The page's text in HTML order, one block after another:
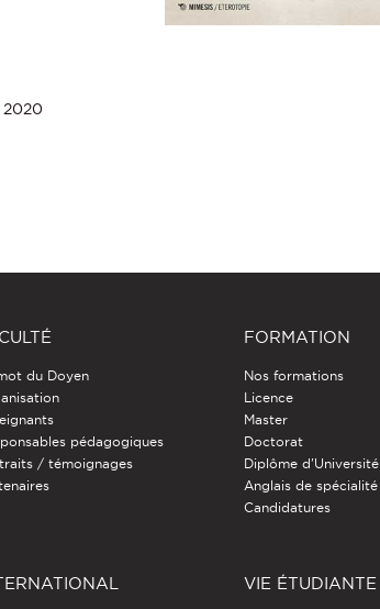
2020
mot du Doyen
pédagogiques
/ témoignages
FORMATION
Nos formations
Licence
Master
Doctorat
Diplôme d'Université
Anglais de spécialité
Candidatures
VIE ÉTUDIANTE